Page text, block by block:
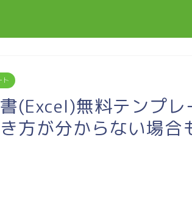
ト
(Excel)無料テンプ
方が分からない場合